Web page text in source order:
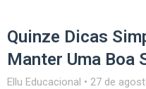
Quinze Dicas
Manter Uma Boa
Ellu Educacional 27 de